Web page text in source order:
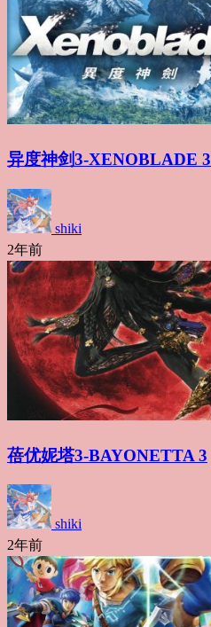
异度神剑3-XENOBLADE 3
shiki
2年前
蓓优妮塔3-BAYONETTA 3
shiki
2年前